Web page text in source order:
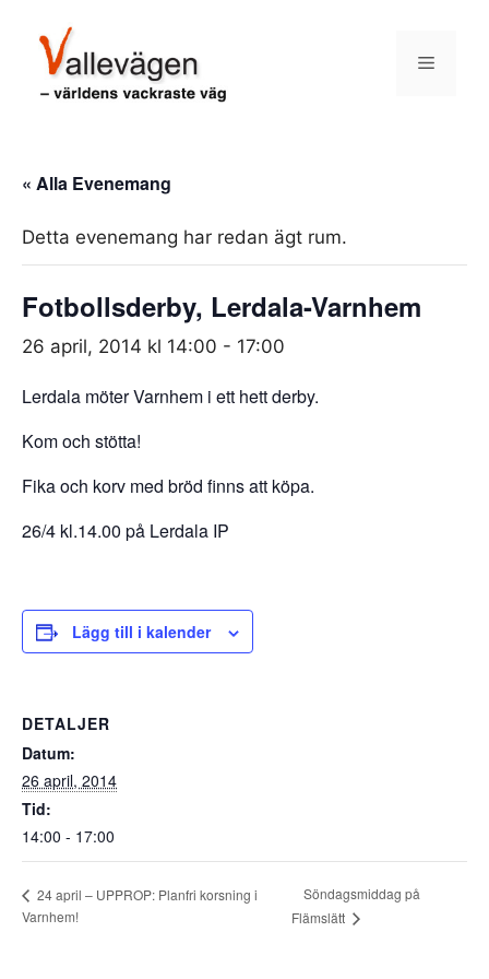
innehåll
Meny
« Alla Evenemang
Detta evenemang har redan ägt rum.
Fotbollsderby, Lerdala-Varnhem
26 april, 2014 kl 14:00 - 17:00
Lerdala möter Varnhem i ett hett derby.
Kom och stötta!
Fika och korv med bröd finns att köpa.
26/4 kl.14.00 på Lerdala IP
Lägg till i kalender
DETALJER
Datum:
26 april, 2014
Tid:
14:00 - 17:00
24 april – UPPROP: Planfri korsning i
Varnhem!
Söndagsmiddag på
Flämslätt